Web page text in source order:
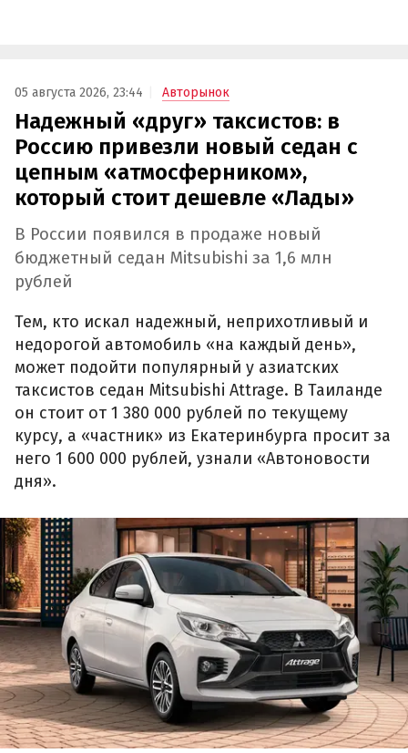
05 августа 2026, 23:44 Авторынок
Надежный «друг» таксистов: в
Россию привезли новый седан с
цепным «атмосферником»,
который стоит дешевле «Лады»
В России появился в продаже новый
бюджетный седан Mitsubishi за 1,6 млн
рублей
Тем, кто искал надежный, неприхотливый и
недорогой автомобиль «на каждый день»,
может подойти популярный у азиатских
таксистов седан Mitsubishi Attrage. В Таиланде
он стоит от 1 380 000 рублей по текущему
курсу, а «частник» из Екатеринбурга просит за
него 1 600 000 рублей, узнали «Автоновости
дня».